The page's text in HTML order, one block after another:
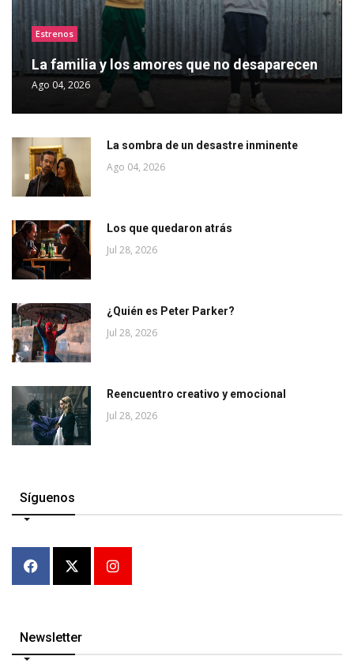
Estrenos
La familia y los amores que no desaparecen
Ago 04, 2026
La sombra de un desastre inminente
Ago 04, 2026
Los que quedaron atrás
Jul 28, 2026
¿Quién es Peter Parker?
Jul 28, 2026
Reencuentro creativo y emocional
Jul 28, 2026
Síguenos
Newsletter